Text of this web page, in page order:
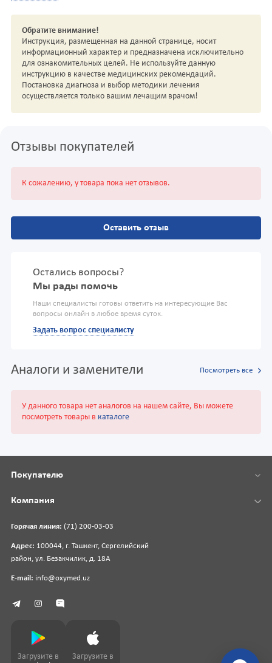
Обратите внимание!
Инструкция, размещенная на данной странице, носит
информационный характер и предназначена исключительно
для ознакомительных целей. Не используйте данную
инструкцию в качестве медицинских рекомендаций.
Постановка диагноза и выбор методики лечения
осуществляется только вашим лечащим врачом!
Отзывы покупателей
К сожалению, у товара пока нет отзывов.
Оставить отзыв
Остались вопросы?
Мы рады помочь
Наши специалисты готовы ответить на интересующие Вас
вопросы онлайн в любое время суток.
Задать вопрос специалисту
Аналоги и заменители Посмотреть все
У данного товара нет аналогов на нашем сайте, Вы можете
посмотреть товары в каталоге
Горячая линия: (71) 200-03-03
Адрес: 100044, г. Ташкент, Сергелийский
район, ул. Безакчилик, д. 18А
E-mail: info@oxymed.uz
Покупателю
Компания
Загрузите в
Загрузите в